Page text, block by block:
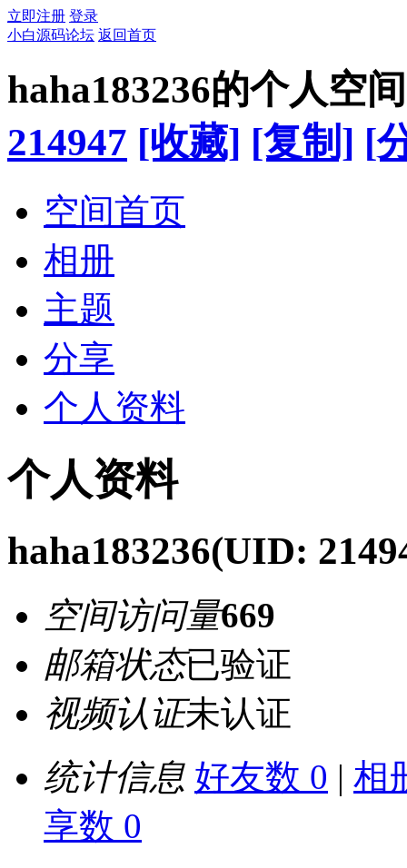
立即注册 登录
小白源码论坛 返回首页
haha183236的个人空间
214947 [收藏] [复制] [
空间首页
相册
主题
分享
个人资料
个人资料
haha183236(UID:
空间访问量669
邮箱状态已验证
视频认证未认证
统计信息 好友数 0 | 相
享数 0